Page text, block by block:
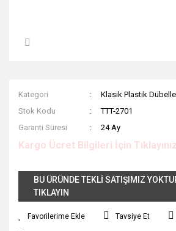
Kategori
Klasik Plastik
Stok Kodu
TTT-2701
Garanti Süresi
24 Ay
Kargo Ücret Bilgileri İçin
BU ÜRÜNDE TEKLİ SATIŞIMIZ
TIKLAYIN
Tavsiye Et